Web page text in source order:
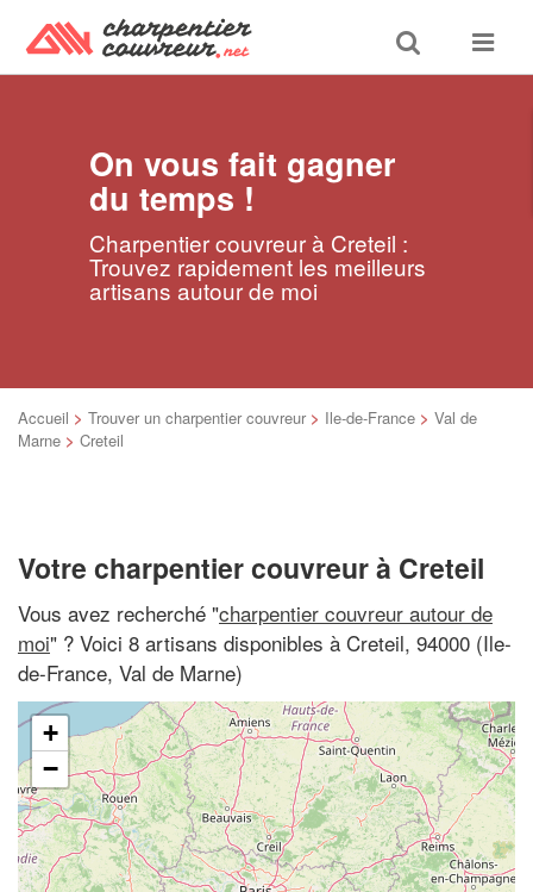
Toggle
search
Toggle
On vous fait gagner
du temps !
Charpentier couvreur à Creteil :
Trouvez rapidement les meilleurs
artisans autour de moi
Accueil > Trouver un charpentier couvreur > Ile-de-France > Val de
Marne > Creteil
Votre charpentier couvreur à Creteil
Vous avez recherché "charpentier couvreur autour de
moi" ? Voici 8 artisans disponibles à Creteil, 94000 (Ile-
de-France, Val de Marne)
+
−